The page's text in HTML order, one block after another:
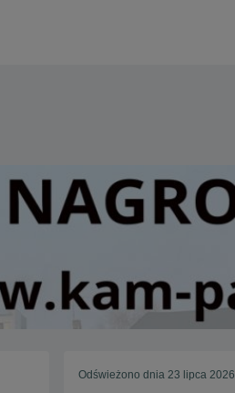
Odświeżono dnia 23 lipca 2026